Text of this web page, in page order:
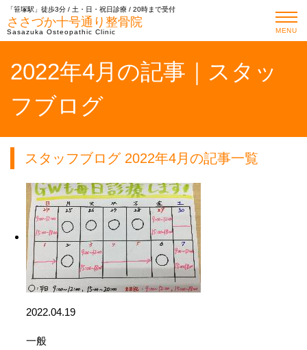
「笹塚駅」徒歩3分 / 土・日・祝日診療 / 20時まで受付
ささづか十号通り整骨院
Sasazuka Osteopathic Clinic MENU
2022年4月の記事｜スタッ
フブログ
スタッフブログ 2022年4月の記事一覧
2022.04.19
一般